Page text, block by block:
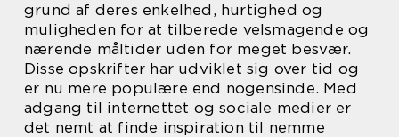
grund af deres enkelhed, hurtighed og
muligheden for at tilberede velsmagende og
nærende måltider uden for meget besvær.
Disse opskrifter har udviklet sig over tid og
er nu mere populære end nogensinde. Med
adgang til internettet og sociale medier er
det nemt at finde inspiration til nemme